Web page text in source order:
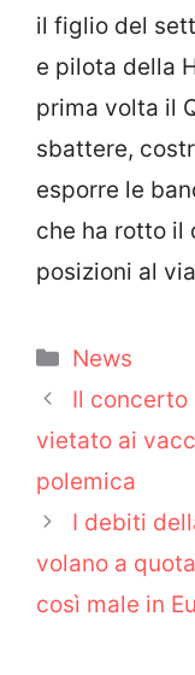
il figlio del
e pilota della
prima volta il
sbattere,
esporre le
che ha rotto il
posizioni al
Categorie
News
Il concerto
vietato ai
polemica
I debiti
volano a
così male in